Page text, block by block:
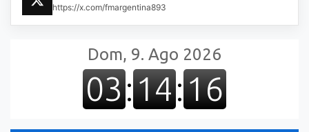
https://x.com/fmargentina893